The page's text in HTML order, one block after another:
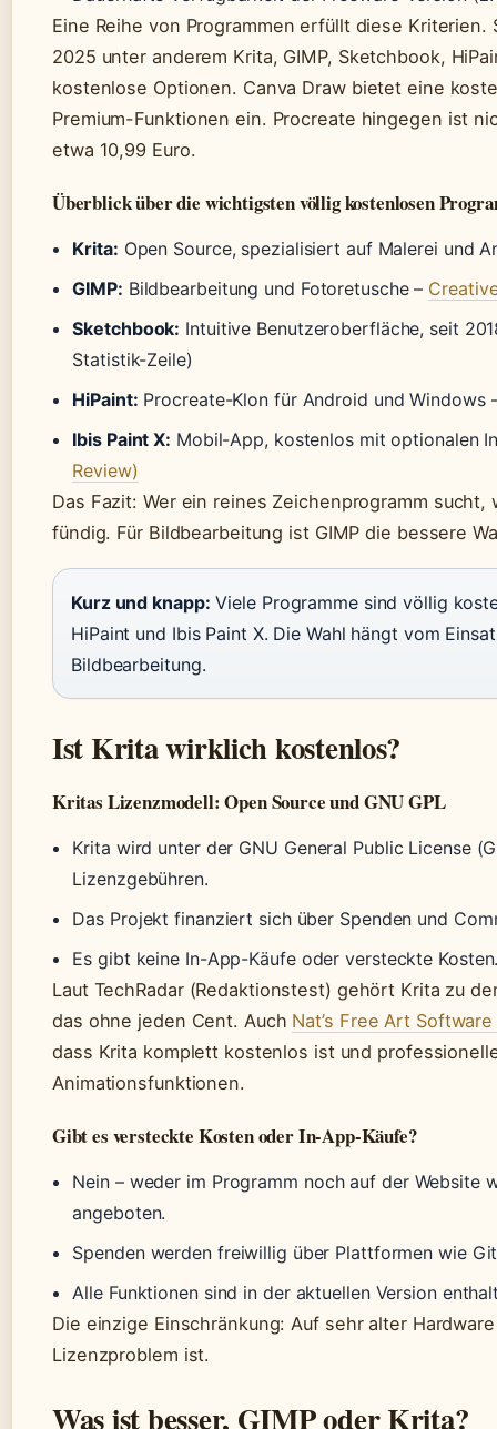
Eine Reihe von Programmen erfüllt diese
2025 unter anderem Krita, GIMP, Sketchbook,
kostenlose Optionen. Canva Draw bietet eine
Premium-Funktionen ein. Procreate hingegen ist
etwa 10,99 Euro.
Überblick über die wichtigsten völlig kostenlosen
Krita: Open Source, spezialisiert auf Malerei und
GIMP: Bildbearbeitung und Fotoretusche –
Sketchbook: Intuitive Benutzeroberfläche, seit
Statistik-Zeile)
HiPaint: Procreate-Klon für Android und Windows
Ibis Paint X: Mobil-App, kostenlos mit optionalen
Review)
Das Fazit: Wer ein reines Zeichenprogramm
fündig. Für Bildbearbeitung ist GIMP die bessere
Kurz und knapp: Viele Programme sind völlig
HiPaint und Ibis Paint X. Die Wahl hängt vom
Bildbearbeitung.
Ist Krita wirklich kostenlos?
Kritas Lizenzmodell: Open Source und GNU GPL
Krita wird unter der GNU General Public License
Lizenzgebühren.
Das Projekt finanziert sich über Spenden und
Es gibt keine In-App-Käufe oder versteckte
Laut TechRadar (Redaktionstest) gehört Krita zu
das ohne jeden Cent. Auch Nat’s Free Art
dass Krita komplett kostenlos ist und
Animationsfunktionen.
Gibt es versteckte Kosten oder In-App-Käufe?
Nein – weder im Programm noch auf der Website
angeboten.
Spenden werden freiwillig über Plattformen wie
Alle Funktionen sind in der aktuellen Version
Die einzige Einschränkung: Auf sehr alter
Lizenzproblem ist.
Was ist besser, GIMP oder Krita?